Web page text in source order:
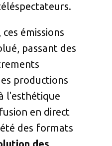
émissions
passant des
productions
l'esthétique
en direct
des formats